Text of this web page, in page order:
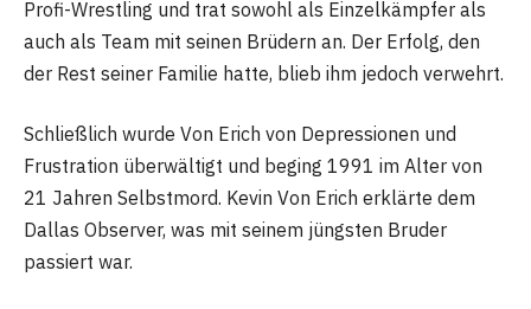
Profi-Wrestling und trat sowohl als Einzelkämpfer als
auch als Team mit seinen Brüdern an. Der Erfolg, den
der Rest seiner Familie hatte, blieb ihm jedoch verwehrt.
Schließlich wurde Von Erich von Depressionen und
Frustration überwältigt und beging 1991 im Alter von
21 Jahren Selbstmord. Kevin Von Erich erklärte dem
Dallas Observer, was mit seinem jüngsten Bruder
passiert war.